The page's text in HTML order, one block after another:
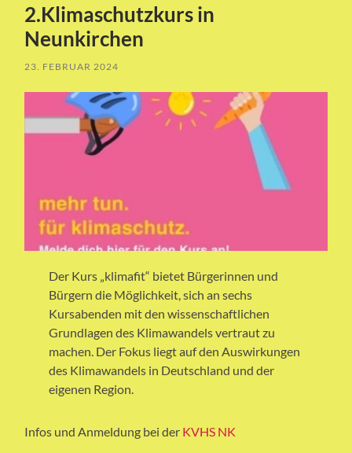
2.Klimaschutzkurs in
Neunkirchen
23. FEBRUAR 2024
Der Kurs „klimafit“ bietet Bürgerinnen und
Bürgern die Möglichkeit, sich an sechs
Kursabenden mit den wissenschaftlichen
Grundlagen des Klimawandels vertraut zu
machen. Der Fokus liegt auf den Auswirkungen
des Klimawandels in Deutschland und der
eigenen Region.
Infos und Anmeldung bei der KVHS NK